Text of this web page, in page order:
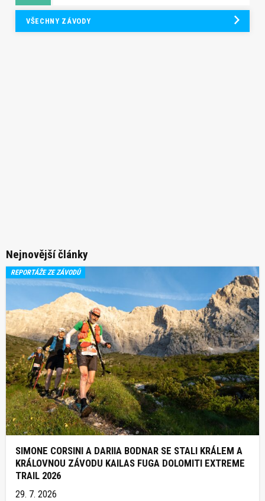
VŠECHNY ZÁVODY
Nejnovější články
REPORTÁŽE ZE ZÁVODŮ
SIMONE CORSINI A DARIIA BODNAR SE STALI KRÁLEM A
KRÁLOVNOU ZÁVODU KAILAS FUGA DOLOMITI EXTREME
TRAIL 2026
29. 7. 2026